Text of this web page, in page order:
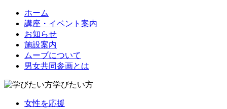
ホーム
講座・イベント案内
お知らせ
施設案内
ムーブについて
男女共同参画とは
学びたい方
女性を応援